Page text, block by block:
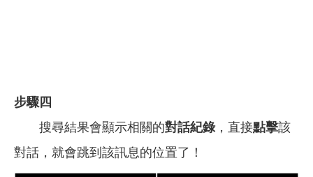
步驟四
搜尋結果會顯示相關的對話紀錄，直接點擊該
對話，就會跳到該訊息的位置了！